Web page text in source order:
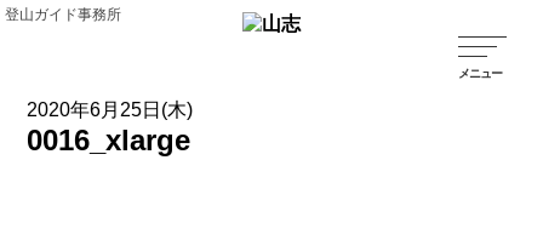
登山ガイド事務所
2020年6月25日(木)
0016_xlarge